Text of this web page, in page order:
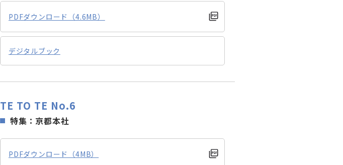
PDFダウンロード（4.6MB）
デジタルブック
TE TO TE No.6
特集：京都本社
PDFダウンロード（4MB）